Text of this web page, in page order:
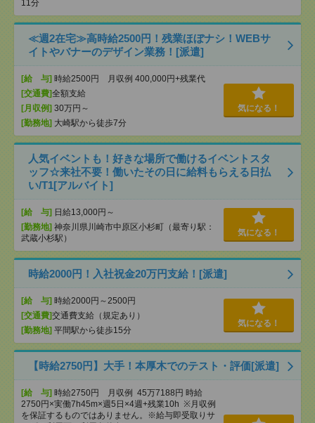
11分
≪週2在宅≫高時給2500円！残業ほぼナシ！WEBサ
イトやバナーのデザイン業務！[派遣]
[給 与] 時給2500円 月収例 400,000円+残業代
[交通費]全額支給
[月収例] 30万円～
[勤務地] 大崎駅から徒歩7分
気になる！
人気イベントも！好きな場所で働けるイベントスタ
ッフ☆来社不要！働いたその日に給料もらえる日払
い/T1[アルバイト]
[給 与] 日給13,000円～
[勤務地] 神奈川県川崎市中原区小杉町（最寄り駅：
武蔵小杉駅）
気になる！
時給2000円！入社祝金20万円支給！[派遣]
[給 与] 時給2000円～2500円
[交通費]交通費支給（規定あり）
[勤務地] 平間駅から徒歩15分
気になる！
【時給2750円】大手！本厚木でのテスト・評価[派遣]
[給 与] 時給2750円 月収例 45万7188円 時給
2750円×実働7h45m×週5日×4週+残業10h ※月収例
を保証するものではありません。※給与即受取りサ